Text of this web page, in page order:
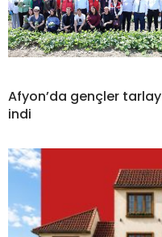
Afyon’da gençler
indi